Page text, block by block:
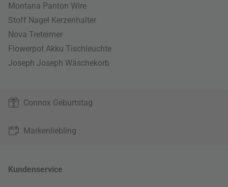
Montana Panton Wire
Stoff Nagel Kerzenhalter
Nova Treteimer
Flowerpot Akku Tischleuchte
Joseph Joseph Wäschekorb
Connox Geburtstag
Markenliebling
Kundenservice